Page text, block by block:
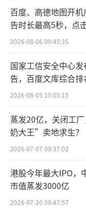
一位播客制
促使其作出这
书自身的搜索
容主题足够高
合了算法机制
是不会差的。
不过，在进
论发现，小红
首先在准入
客主理人们的粉
百度、高德地图开
告时长最高5秒，点
2026-08-06 09:45:35
国家工信安全中心
告，百度文库综合
2026-08-05 15:05:15
蒸发20亿，关闭工
奶大王”卖地求生？
2026-07-07 09:37:02
港股今年最大IPO，
市值蒸发3000亿
2026-07-20 09:47:57